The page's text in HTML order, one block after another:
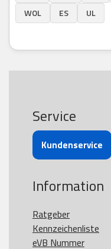
WOL
ES UL
Service
Kundenservice
Information
Ratgeber
Kennzeichenliste
eVB Nummer